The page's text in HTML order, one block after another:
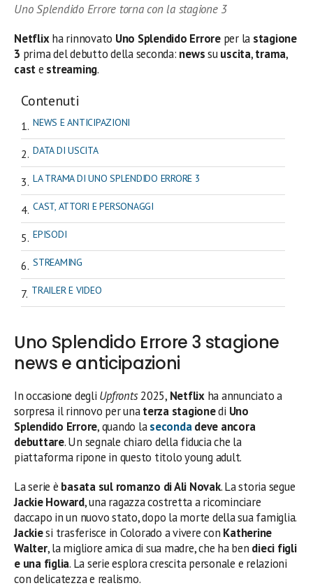
Uno Splendido Errore torna con la stagione 3
Netflixha rinnovato Uno Splendido Erroreper la stagione
3 prima del debutto della seconda: newssuuscita,trama,
caste streaming.
Contenuti
NEWS E ANTICIPAZIONI
DATA DI USCITA
LA TRAMA DI UNO SPLENDIDO ERRORE 3
CAST, ATTORI E PERSONAGGI
EPISODI
STREAMING
TRAILER E VIDEO
Uno Splendido Errore 3 stagione
news e anticipazioni
In occasione degli Upfronts2025, Netflixha annunciato a
sorpresa il rinnovo per unaterza stagionedi Uno
Splendido Errore, quando lasecondadeve ancora
debuttare. Un segnale chiaro della fiducia che la
piattaforma ripone in questo titolo young adult.
La serie è basata sul romanzo di Ali Novak. La storia segue
Jackie Howard, una ragazza costretta a ricominciare
daccapo in un nuovo stato, dopo la morte della sua famiglia.
Jackiesi trasferisce in Colorado a vivere con Katherine
Walter, la migliore amica di sua madre, che ha ben dieci figli
e una figlia. La serie esplora crescita personale e relazioni
con delicatezza e realismo.